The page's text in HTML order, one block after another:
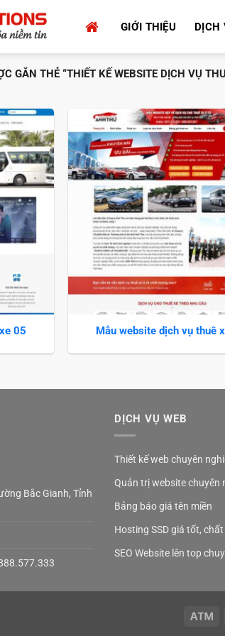
GIỚI THIỆU DỊCH
GẮN THẺ “THIẾT KẾ WEBSITE DỊCH VỤ
05 Mẫu website dịch vụ thuê
Bắc Gianh, Tỉnh
DỊCH VỤ WEB
Thiết kế web chuyên
Quản trị website chuyên
Bảng báo giá tên miền
Hosting SSD giá tốt,
SEO Website lên top